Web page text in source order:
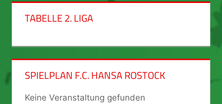
TABELLE 2. LIGA
SPIELPLAN F.C. HANSA ROSTOCK
Keine Veranstaltung gefunden